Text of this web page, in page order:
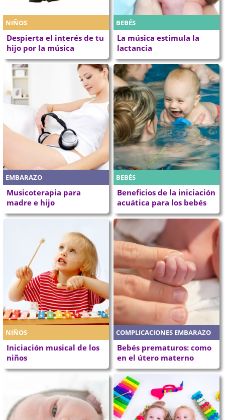
NIÑOS
Despierta el interés de tu
hijo por la música
BEBÉS
La música estimula la
lactancia
EMBARAZO
Musicoterapia para
madre e hijo
BEBÉS
Beneficios de la iniciación
acuática para los bebés
NIÑOS
Iniciación musical de los
niños
COMPLICACIONES EMBARAZO
Bebés prematuros: como
en el útero materno